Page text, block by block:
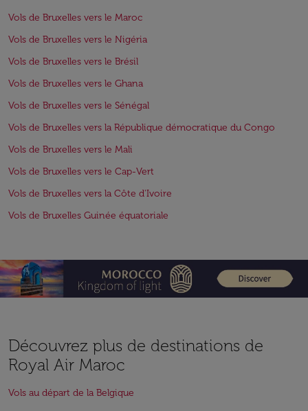
Vols de Bruxelles vers le Maroc
Vols de Bruxelles vers le Nigéria
Vols de Bruxelles vers le Brésil
Vols de Bruxelles vers le Ghana
Vols de Bruxelles vers le Sénégal
Vols de Bruxelles vers la République démocratique du Congo
Vols de Bruxelles vers le Mali
Vols de Bruxelles vers le Cap-Vert
Vols de Bruxelles vers la Côte d'Ivoire
Vols de Bruxelles Guinée équatoriale
Découvrez plus de destinations de
Royal Air Maroc
Vols au départ de la Belgique